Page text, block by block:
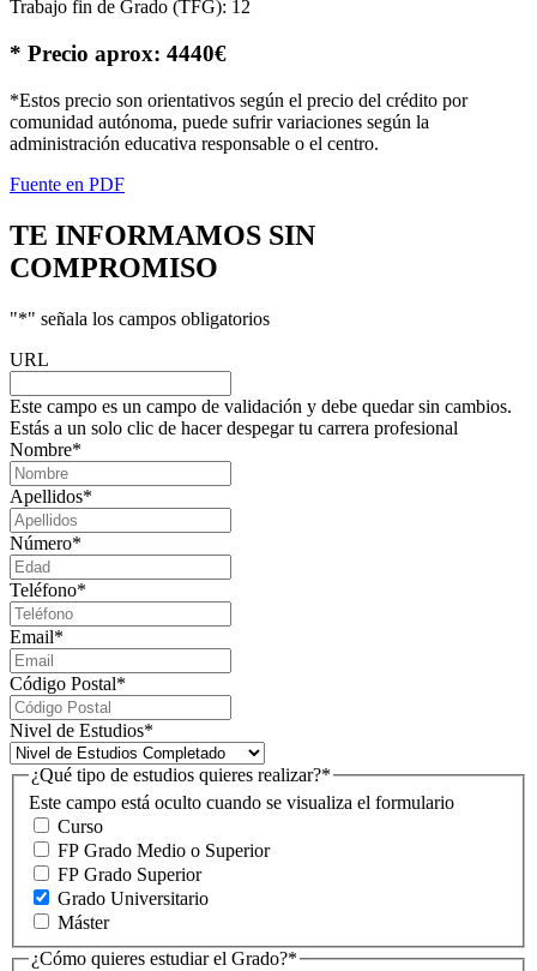
Trabajo fin de Grado (TFG): 12
* Precio aprox: 4440€
*Estos precio son orientativos según el precio del crédito por
comunidad autónoma, puede sufrir variaciones según la
administración educativa responsable o el centro.
Fuente en PDF
TE INFORMAMOS SIN
COMPROMISO
"*" señala los campos obligatorios
URL
Este campo es un campo de validación y debe quedar sin cambios.
Estás a un solo clic de hacer despegar tu carrera profesional
Nombre*
Apellidos*
Número*
Teléfono*
Email*
Código Postal*
Nivel de Estudios*
Este campo está oculto cuando se visualiza el formulario
¿Qué tipo de estudios quieres realizar?*
Curso
FP Grado Medio o Superior
FP Grado Superior
Grado Universitario
Máster
¿Cómo quieres estudiar el Grado?*